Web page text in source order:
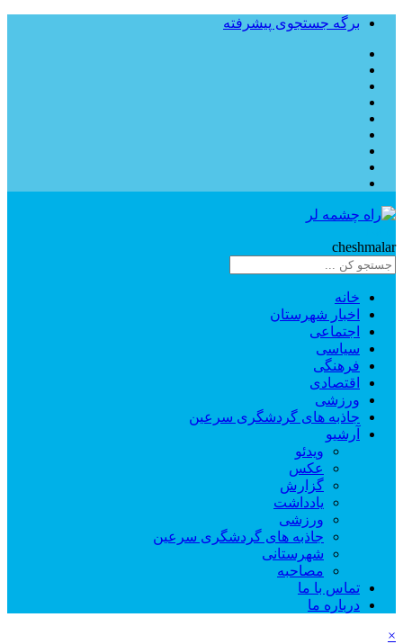
برگه جستجوی پیشرفته
cheshmalar
خانه
اخبار شهرستان
اجتماعی
سیاسی
فرهنگی
اقتصادی
ورزشی
جاذبه های گردشگری سرعین
آرشیو
ویدئو
عکس
گزارش
یادداشت
ورزشی
جاذبه های گردشگری سرعین
شهرستانی
مصاحبه
تماس با ما
درباره ما
×